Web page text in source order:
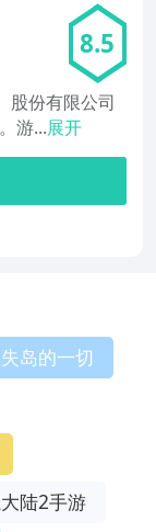
8.5
股份有限公司
游...展开
岛的一切
陆2手游